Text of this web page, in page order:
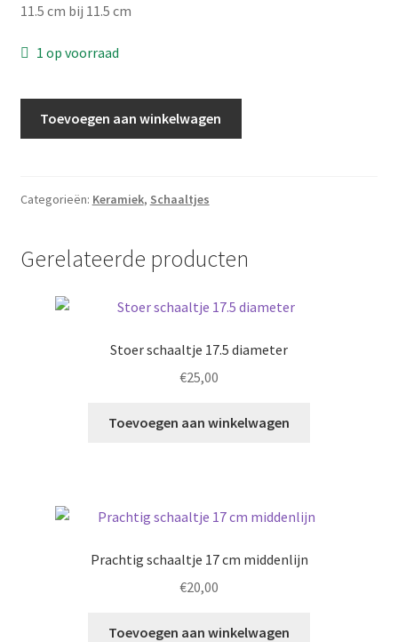
11.5 cm bij 11.5 cm
1 op voorraad
Toevoegen aan winkelwagen
Categorieën: Keramiek, Schaaltjes
Gerelateerde producten
Stoer schaaltje 17.5 diameter
€25,00
Toevoegen aan winkelwagen
Prachtig schaaltje 17 cm middenlijn
€20,00
Toevoegen aan winkelwagen